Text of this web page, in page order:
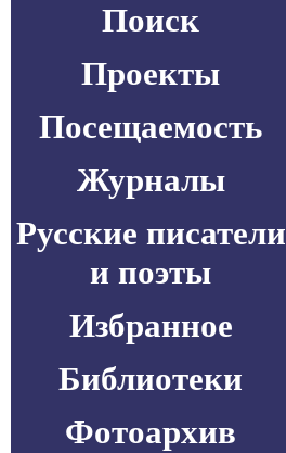
Поиск
Проекты
Посещаемость
Журналы
Русские писатели
и поэты
Избранное
Библиотеки
Фотоархив